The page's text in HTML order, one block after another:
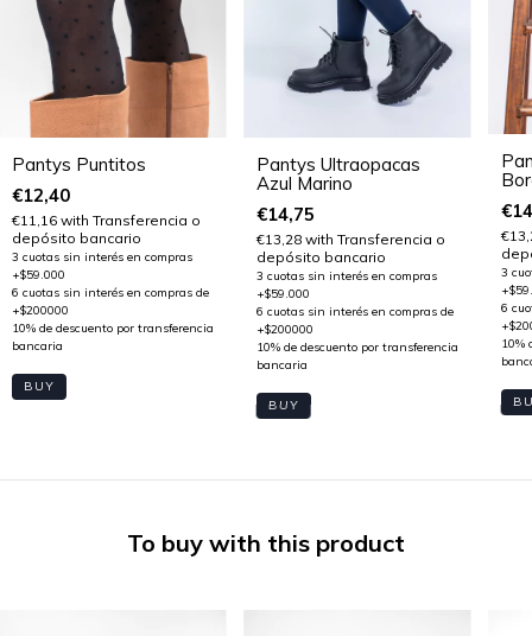
Pantys Puntitos
€12,40
€11,16 with Transferencia o
depósito bancario
BUY
Pantys Ultraopacas
Azul Marino
€14,75
€13,28 with Transferencia o
depósito bancario
BUY
To buy with this product